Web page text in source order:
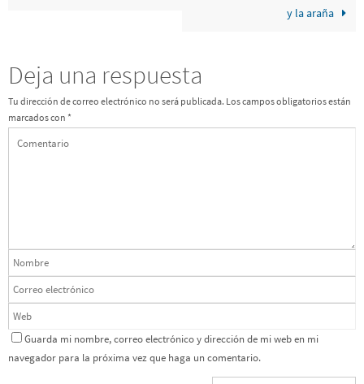
y la araña
Deja una respuesta
Tu dirección de correo electrónico no será publicada. Los campos obligatorios están
marcados con *
Guarda mi nombre, correo electrónico y dirección de mi web en mi
navegador para la próxima vez que haga un comentario.